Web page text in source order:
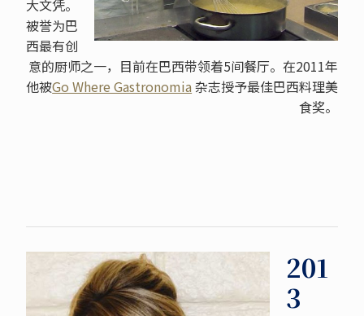
大文凭。
被誉为巴
西最有创
意的厨师之一，目前在巴西带领着5间餐厅。在2011年
他被Go Where Gastronomia杂志授予最佳巴西料理美
食奖。
201
3